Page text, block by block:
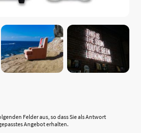
Felder aus, so dass Sie als Antwort
Angebot erhalten.